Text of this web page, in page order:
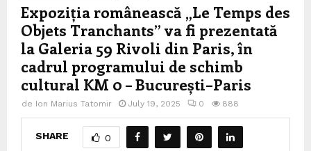
Expoziția românească „Le Temps des
Objets Tranchants” va fi prezentată
la Galeria 59 Rivoli din Paris, în
cadrul programului de schimb
cultural KM 0 – București–Paris
de Ion Marius Tatomir July 19, 2025 0 888
SHARE 0